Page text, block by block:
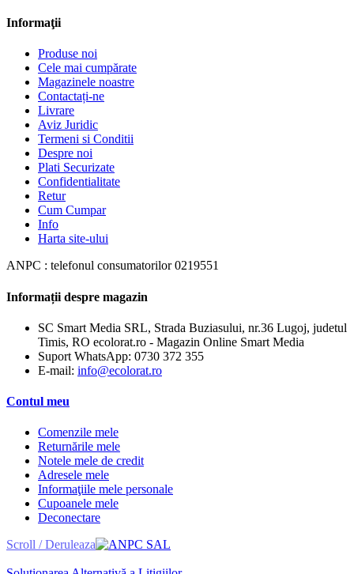
Informaţii
Produse noi
Cele mai cumpărate
Magazinele noastre
Contactați-ne
Livrare
Aviz Juridic
Termeni si Conditii
Despre noi
Plati Securizate
Confidentialitate
Retur
Cum Cumpar
Info
Harta site-ului
ANPC : telefonul consumatorilor 0219551
Informații despre magazin
SC Smart Media SRL, Strada Buziasului, nr.36 Lugoj, judetul
Timis, RO ecolorat.ro - Magazin Online Smart Media
Suport WhatsApp: 0730 372 355
E-mail: info@ecolorat.ro
Contul meu
Comenzile mele
Returnările mele
Notele mele de credit
Adresele mele
Informaţiile mele personale
Cupoanele mele
Deconectare
Scroll / Deruleaza